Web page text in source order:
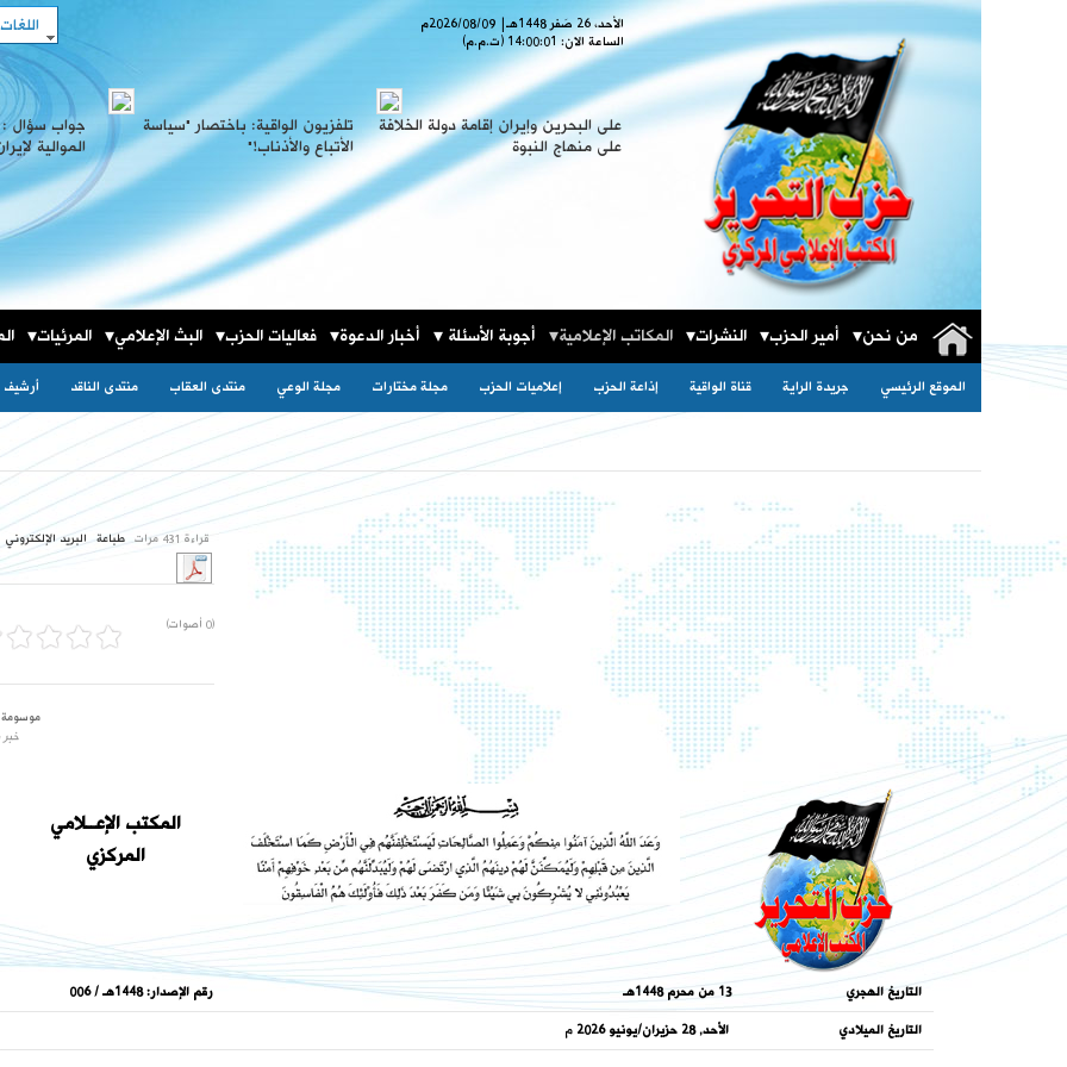
الأحد، 26 صَفر 1448 هـ 2026/08/09م
الساعة الان:14:00:02 (ت.م.م)
اللغات
على البحرين وإيران إقامة دولة الخلافة
على منهاج النبوة
تلفزيون الواقية: باختصار "سياسة
الأتباع والأذناب!"‎‎
جواب سؤال :
الموالية
من نحن أمير الحزب النشرات المكاتب الإعلامية أجوبة الأسئلة أخبار الدعوة فعاليات الحزب البث الإعلامي المرئيات
الموقع الرئيسي جريدة الراية قناة الواقية إذاعة الحزب إعلاميات الحزب مجلة مختارات مجلة الوعي منتدى العقاب منتدى الناقد أرشيف
قراءة 431 مرات طباعة البريد الإلكتروني
(0 أصوات)
المكتب الإعــلامي
المركزي
التاريخ الهجري 13 من محرم 1448هـ رقم الإصدار: 1448هـ / 006
التاريخ الميلادي الأحد, 28 حزيران/يونيو 2026 م